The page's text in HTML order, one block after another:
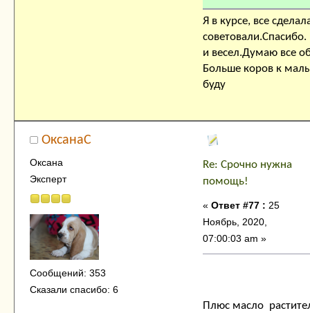
Я в курсе, все
и весел.Думаю все
Больше коров к
буду
ОксанаC
Оксана
Эксперт
Сообщений: 353
Сказали спасибо: 6
Re: Срочно нужна
помощь!
« Ответ #77 : 25
Ноябрь, 2020,
07:00:03 am »
Плюс масло